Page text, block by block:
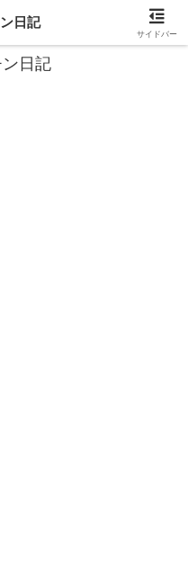
すめ食材・レシピを発信
日記
日記
サイドバー